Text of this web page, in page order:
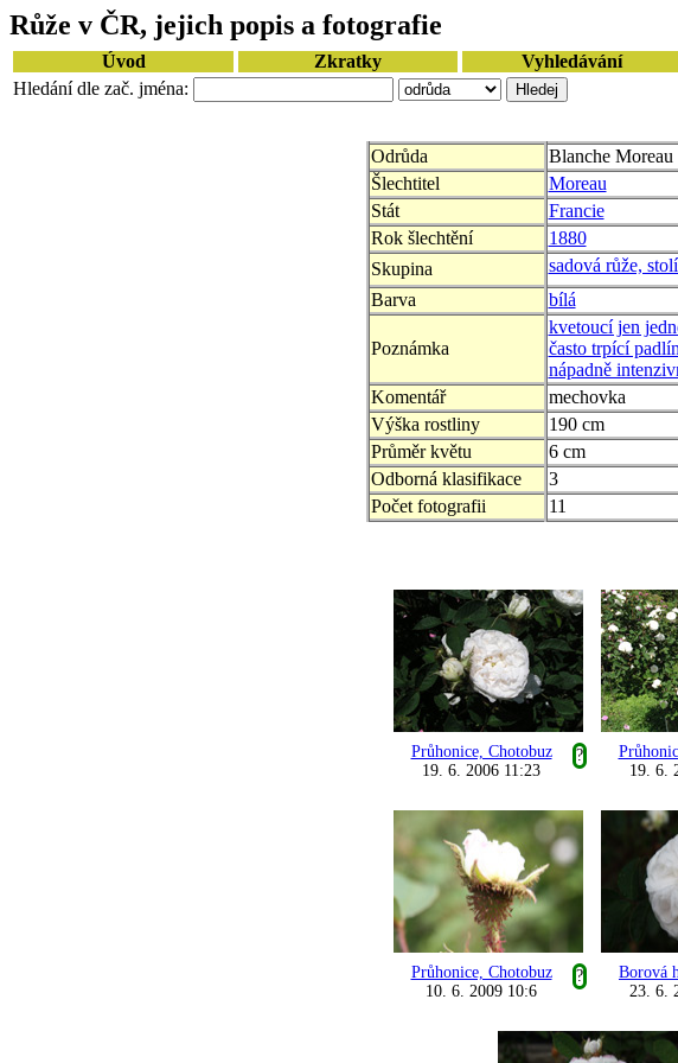
Růže v ČR, jejich popis a fotografie
Úvod Zkratky Vyhledávání
Hledání dle zač. jména:
Odrůda
Blanche Moreau
Šlechtitel
Moreau
Stát
Francie
Rok šlechtění
1880
Skupina
sadová růže,
Barva
bílá
Poznámka
kvetoucí jen
často trpící
nápadně
Komentář
mechovka
Výška rostliny
190 cm
Průměr květu
6 cm
Odborná klasifikace
3
Počet fotografii
11
Průhonice, Chotobuz
?
19. 6. 2006 11:23
19. 6.
Průhonice, Chotobuz
?
10. 6. 2009 10:6
Borová
23. 6.